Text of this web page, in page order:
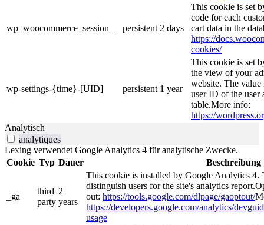
wp_woocommerce_session_ persistent 2 days
This cookie is set
code for each
cart data in the
https://
cookies/
wp-settings-{time}-[UID] persistent 1 year
This cookie is set
the view of your
website. The
user ID of the user
table.More info:
https://
Analytisch
analytiques
Lexing verwendet Google Analytics 4 für analytische Zwecke.
Cookie Typ Dauer Beschreibung
_ga
third
party
2
years
This cookie is installed by Google Analytics 4.
distinguish users for the site's analytics
out: https://tools.google.com/dlpage/gaoptout/
https://developers.google.com/analytics/
usage